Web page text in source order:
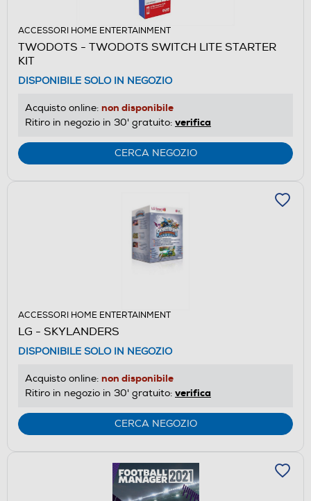
ACCESSORI HOME ENTERTAINMENT
TWODOTS - TWODOTS SWITCH LITE STARTER
KIT
DISPONIBILE SOLO IN NEGOZIO
Acquisto online: non disponibile
Ritiro in negozio in 30' gratuito: verifica
CERCA NEGOZIO
ACCESSORI HOME ENTERTAINMENT
LG - SKYLANDERS
DISPONIBILE SOLO IN NEGOZIO
Acquisto online: non disponibile
Ritiro in negozio in 30' gratuito: verifica
CERCA NEGOZIO